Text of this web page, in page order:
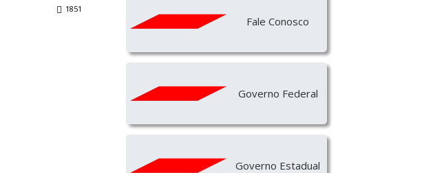
1851
Fale Conosco
Governo Federal
Governo Estadual